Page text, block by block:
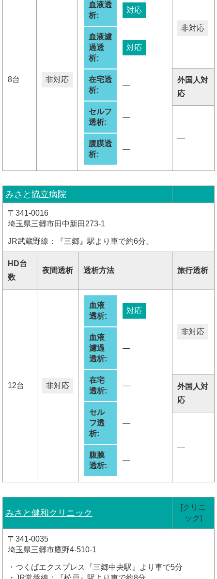
8台 非対応
血液透
析:
対応
血液濾
過透
析:
対応
在宅透
析:
―
セルフ
透析:
―
腹膜透
析:
―
非対応
外国人対
応
―
みさと協立病院
〒341-0016
埼玉県三郷市田中新田273-1
JR武蔵野線：『三郷』駅より車で約6分。
HD台
数
夜間透析 透析方法 旅行透析
12台 非対応
血液
透析:
対応
血液
濾過
透析:
―
在宅
透析:
―
セル
フ透
析:
―
腹膜
透析:
―
非対応
外国人対
応
―
みさと健和クリニック
[クリニ
ック]
〒341-0035
埼玉県三郷市鷹野4-510-1
・つくばエクスプレス『三郷中央駅』より車で5分